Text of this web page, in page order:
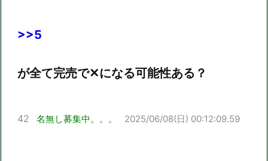
>>5
が全て完売で✕になる可能性ある？
42 名無し募集中。。。 2025/06/08(日) 00:12:09.59